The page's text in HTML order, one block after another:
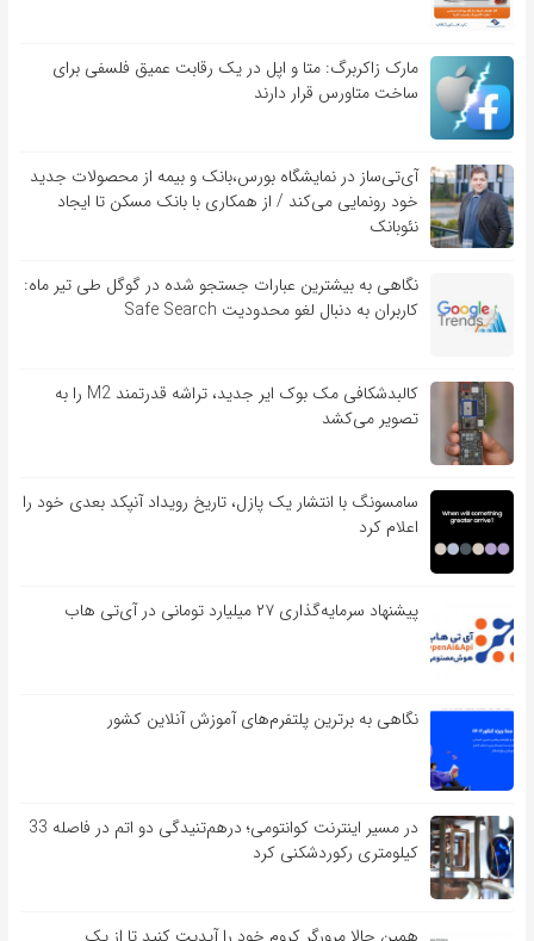
مارک زاکربرگ: متا و اپل در یک رقابت عمیق فلسفی برای
ساخت متاورس قرار دارند
آی‌تی‌ساز در نمایشگاه بورس،بانک و بیمه از محصولات جدید
خود رونمایی می‌کند / از همکاری با بانک مسکن تا ایجاد
نئوبانک
نگاهی به بیشترین عبارات جستجو شده در گوگل طی تیر ماه:
کاربران به دنبال لغو محدودیت Safe Search
کالبدشکافی مک بوک ایر جدید، تراشه قدرتمند M2 را به
تصویر می‌کشد
سامسونگ با انتشار یک پازل، تاریخ رویداد آنپکد بعدی خود را
اعلام کرد
پیشنهاد سرمایه‌گذاری ۲۷ میلیارد تومانی در آی‌تی هاب
نگاهی به برترین پلتفرم‌های آموزش آنلاین کشور
در مسیر اینترنت کوانتومی؛ درهم‌تنیدگی دو اتم در فاصله 33
کیلومتری رکوردشکنی کرد